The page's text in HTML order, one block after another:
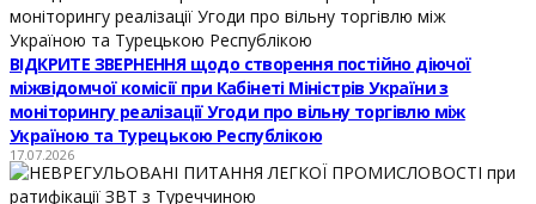
ВІДКРИТЕ ЗВЕРНЕННЯ щодо створення постійно діючої
міжвідомчої комісії при Кабінеті Міністрів України з
моніторингу реалізації Угоди про вільну торгівлю між
Україною та Турецькою Республікою
17.07.2026